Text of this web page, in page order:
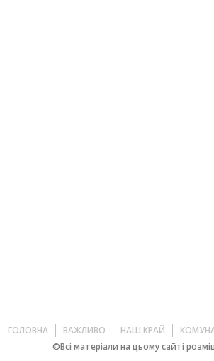
ГОЛОВНА ВАЖЛИВО НАШ КРАЙ
©Всі матеріали на цьому сайті